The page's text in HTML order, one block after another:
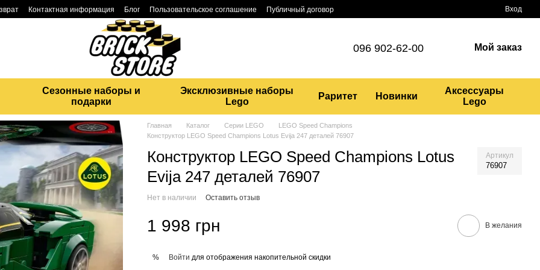
Контактная информация Блог Пользовательское соглашение
Публичный договор
Вход
096 902-62-00 Мой заказ
Сезонные наборы и
подарки
Эксклюзивные наборы
Lego
Раритет Новинки
Аксессуары
Lego
Главная Каталог Серии LEGO
LEGO Speed Champions
Конструктор LEGO Speed Champions Lotus Evija 247 деталей 76907
Конструктор LEGO Speed Champions Lotus
Evija 247 деталей 76907
Артикул
76907
Нет в наличии Оставить отзыв
1 998 грн В желания
% Войти для отображения накопительной скидки